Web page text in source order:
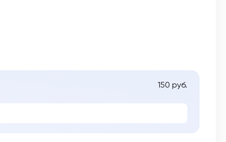
150 руб.